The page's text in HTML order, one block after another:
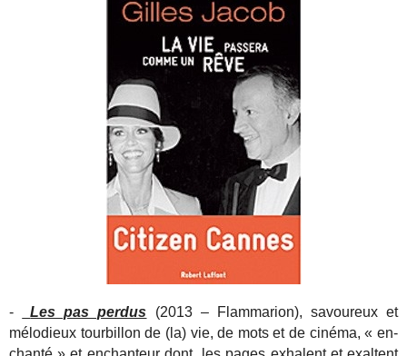
- Les pas perdus
(2013 – Flammarion), savoureux et
mélodieux tourbillon de (la) vie, de mots et de cinéma, « en-